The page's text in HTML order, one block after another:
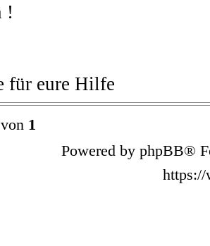
!
für eure Hilfe
von 1
Powered by phpBB®
https://